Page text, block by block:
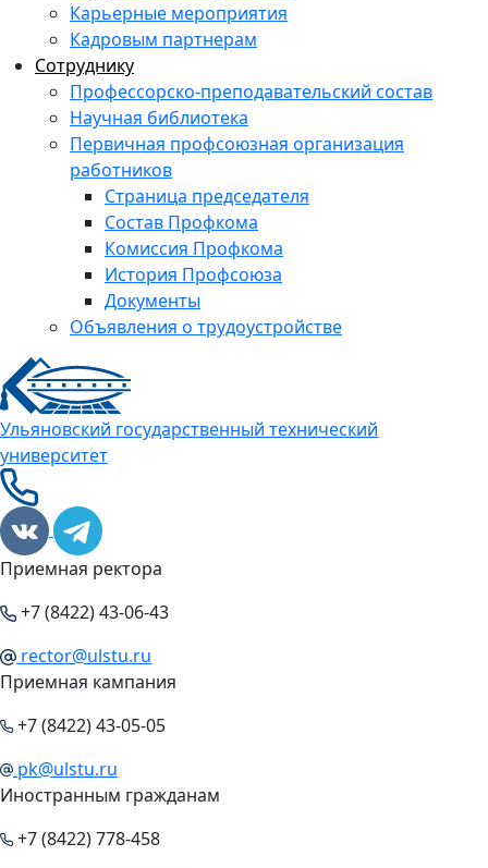
Карьерные мероприятия
Кадровым партнерам
Сотруднику
Профессорско-преподавательский состав
Научная библиотека
Первичная профсоюзная организация
работников
Страница председателя
Состав Профкома
Комиссия Профкома
История Профсоюза
Документы
Объявления о трудоустройстве
Ульяновский государственный технический
университет
Приемная ректора
+7 (8422) 43-06-43
rector@ulstu.ru
Приемная кампания
+7 (8422) 43-05-05
pk@ulstu.ru
Иностранным гражданам
+7 (8422) 778-458